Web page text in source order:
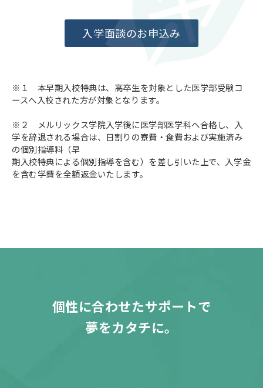
入学面談のお申込み
※１ 本早期入校特典は、高卒生を対象とした医学部受験コ
ースへ入校された方が対象となります。
※２ メルリックス学院入学後に医学部医学科へ合格し、入
学を辞退される場合は、日割りの寮費・食費および実施済み
の個別指導料（早
期入校特典による個別指導を含む）を差し引いた上で、入学金
を含む学費を全額返金いたします。
個性に合わせたサポートで
夢をカタチに。